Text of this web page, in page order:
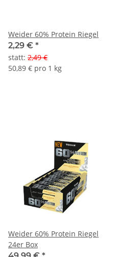
Weider 60% Protein Riegel
2,29 € *
statt: 2,49 €
50,89 € pro 1 kg
Weider 60% Protein Riegel
24er Box